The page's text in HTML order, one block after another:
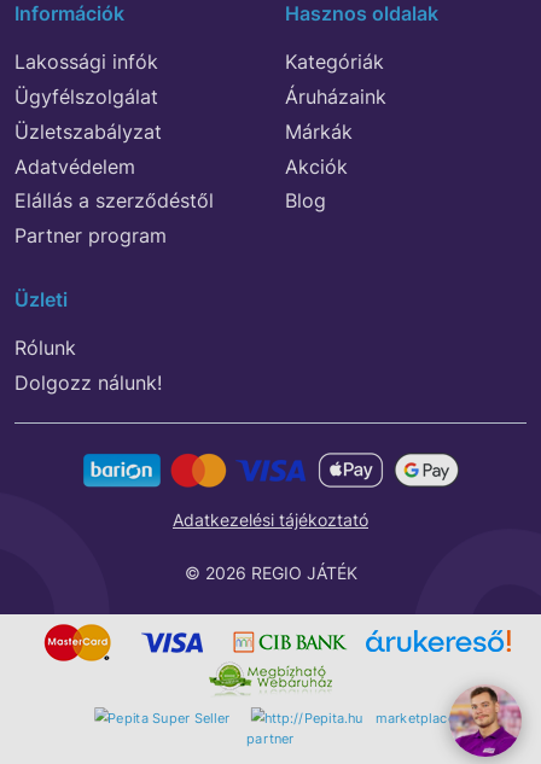
Információk
Lakossági infók
Ügyfélszolgálat
Üzletszabályzat
Adatvédelem
Elállás a szerződéstől
Partner program
Hasznos oldalak
Kategóriák
Áruházaink
Márkák
Akciók
Blog
Üzleti
Rólunk
Dolgozz nálunk!
© 2026 REGIO JÁTÉK
Adatkezelési tájékoztató
marketplace
partner